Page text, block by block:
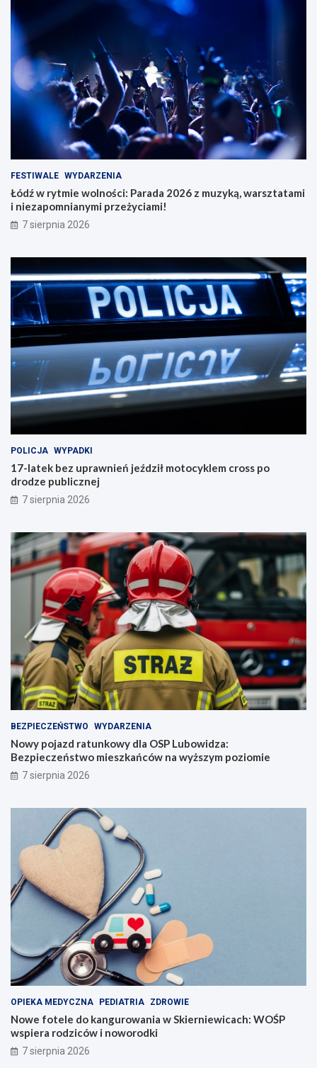
FESTIWALE WYDARZENIA
Łódź w rytmie wolności: Parada 2026 z muzyką, warsztatami
i niezapomnianymi przeżyciami!
7 sierpnia 2026
POLICJA WYPADKI
17-latek bez uprawnień jeździł motocyklem cross po
drodze publicznej
7 sierpnia 2026
BEZPIECZEŃSTWO WYDARZENIA
Nowy pojazd ratunkowy dla OSP Lubowidza:
Bezpieczeństwo mieszkańców na wyższym poziomie
7 sierpnia 2026
OPIEKA MEDYCZNA PEDIATRIA ZDROWIE
Nowe fotele do kangurowania w Skierniewicach: WOŚP
wspiera rodziców i noworodki
7 sierpnia 2026